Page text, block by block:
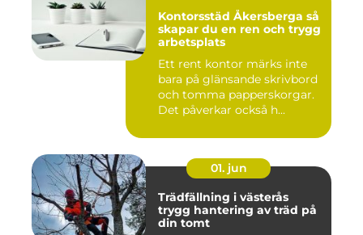
Kontorsstäd Åkersberga så
skapar du en ren och trygg
arbetsplats
Ett rent kontor märks inte
bara på glänsande skrivbord
och tomma papperskorgar.
Det påverkar också h...
01. jun
Trädfällning i västerås
trygg hantering av träd på
din tomt